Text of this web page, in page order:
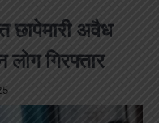
छापेमारी अवैध
लोग गिरफ्तार